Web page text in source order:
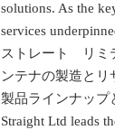
solutions. As the
services
ストレート リミ
ンテナの製造と
製品ラインナップ
Straight Ltd leads